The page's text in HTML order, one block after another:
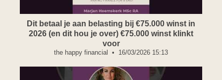
Dit betaal je aan belasting bij €75.000 winst in
2026 (en dit hou je over) €75.000 winst klinkt
voor
the happy financial 16/03/2026 15:13